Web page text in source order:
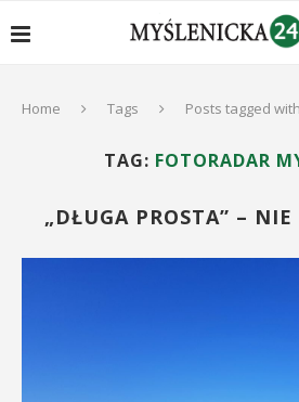
Home Tags Posts tagged
TAG: FOTORADAR
„DŁUGA PROSTA” –